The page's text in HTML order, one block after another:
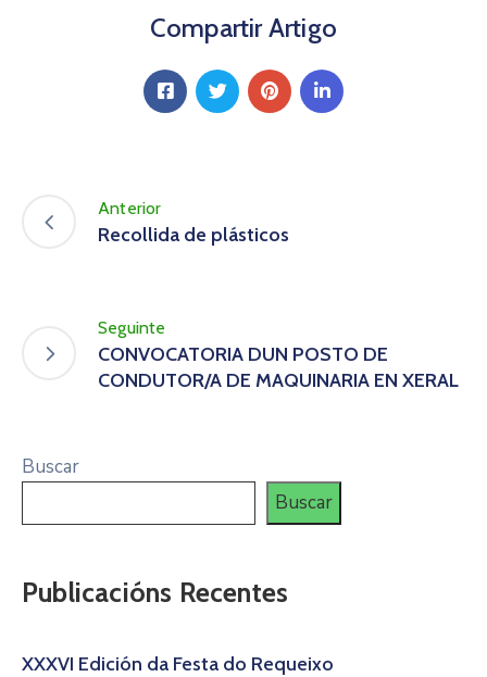
Compartir Artigo
Anterior
Recollida de plásticos
Seguinte
CONVOCATORIA DUN POSTO DE
CONDUTOR/A DE MAQUINARIA EN XERAL
Buscar
Buscar
Publicacións Recentes
XXXVI Edición da Festa do Requeixo